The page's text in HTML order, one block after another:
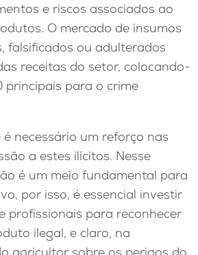
e riscos associados ao
O mercado de insumos
falsificados ou adulterados
receitas do setor, colocando-
principais para o crime
é necessário um reforço nas
a estes ilícitos. Nesse
é um meio fundamental para
por isso, é essencial investir
profissionais para reconhecer
ilegal, e claro, na
agricultor sobre os perigos do